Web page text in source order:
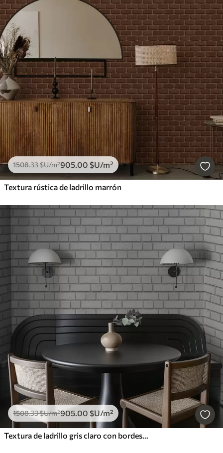
1508.33$U/m²905.00 $U/m²
Textura rústica de ladrillo marrón
1508.33$U/m²905.00 $U/m²
Textura de ladrillo gris claro con bordes suaves